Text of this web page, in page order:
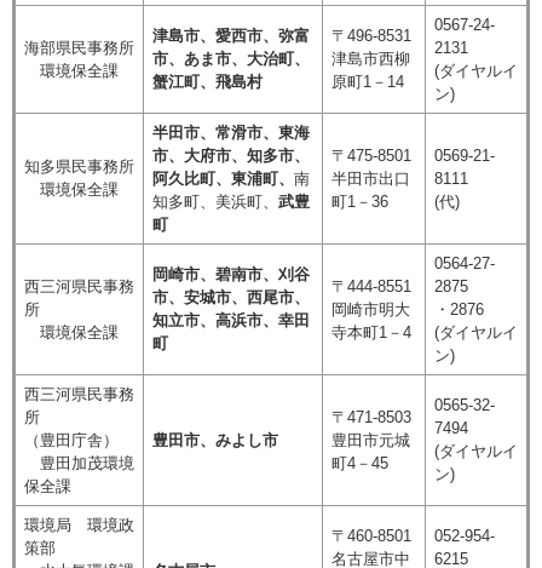
海部県民事務所
環境保全課
津島市、愛西市、弥富
市、あま市、大治町、
蟹江町、飛島村
〒496-8531
津島市西柳
原町1－14
0567-24-
2131
(ダイヤルイ
ン)
知多県民事務所
環境保全課
半田市、常滑市、東海
市、大府市、知多市、
阿久比町、東浦町、 南
知多町、美浜町、 武豊
町
〒475-8501
半田市出口
町1－36
0569-21-
8111
(代)
西三河県民事務
所
環境保全課
岡崎市、碧南市、刈谷
市、安城市、西尾市、
知立市、高浜市、 幸田
町
〒444-8551
岡崎市明大
寺本町1－4
0564-27-
2875
・2876
(ダイヤルイ
ン)
西三河県民事務
所
（豊田庁舎）
豊田加茂環境
保全課
豊田市、みよし市
〒471-8503
豊田市元城
町4－45
0565-32-
7494
(ダイヤルイ
ン)
環境局 環境政
策部
〒460-8501
名古屋市中
052-954-
6215